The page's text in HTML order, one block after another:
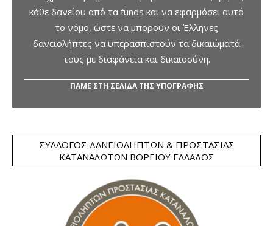
κάθε δανείου από τα funds και να εφαρμόσει αυτό
το νόμο, ώστε να μπορούν οι Έλληνες
δανειολήπτες να υπερασπιστούν τα δικαιώματά
τους με διαφάνεια και δικαιοσύνη.
ΠΑΜΕ ΣΤΗ ΣΕΛΙΔΑ ΤΗΣ ΥΠΟΓΡΑΦΗΣ
ΣΎΛΛΟΓΟΣ ΔΑΝΕΙΟΛΗΠΤΏΝ & ΠΡΟΣΤΑΣΊΑΣ
ΚΑΤΑΝΑΛΩΤΏΝ ΒΟΡΕΊΟΥ ΕΛΛΆΔΟΣ